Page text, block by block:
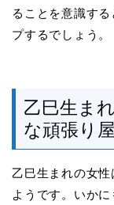
ることを意識す
プするでしょう。
乙巳生ま
な頑張り屋
乙巳生まれの女
ようです。いか